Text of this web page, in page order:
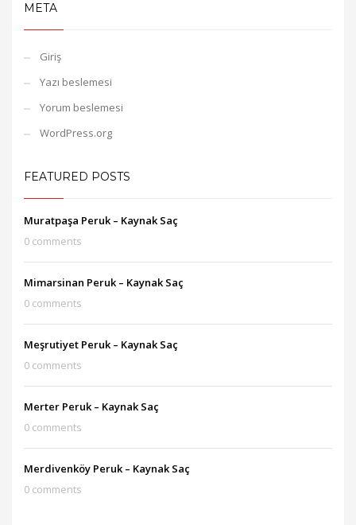
META
Giriş
Yazı beslemesi
Yorum beslemesi
WordPress.org
FEATURED POSTS
Muratpaşa Peruk – Kaynak Saç
0 comments
Mimarsinan Peruk – Kaynak Saç
0 comments
Meşrutiyet Peruk – Kaynak Saç
0 comments
Merter Peruk – Kaynak Saç
0 comments
Merdivenköy Peruk – Kaynak Saç
0 comments